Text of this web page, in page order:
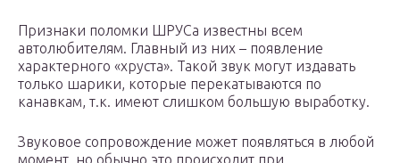
Признаки поломки ШРУСа известны всем
автолюбителям. Главный из них – появление
характерного «хруста». Такой звук могут издавать
только шарики, которые перекатываются по
канавкам, т.к. имеют слишком большую выработку.
Звуковое сопровождение может появляться в любой
момент, но обычно это происходит при